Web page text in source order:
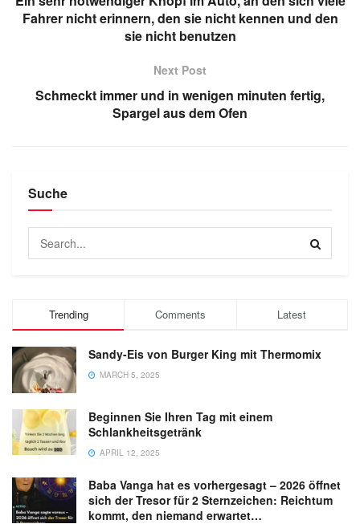
Fahrer nicht erinnern, den sie nicht kennen und den
sie nicht benutzen
Next Post
Schmeckt immer und in wenigen minuten fertig,
Spargel aus dem Ofen
Suche
Trending Comments Latest
Sandy-Eis von Burger King mit Thermomix
MARCH 5, 2025
Beginnen Sie Ihren Tag mit einem
Schlankheitsgetränk
APRIL 12, 2025
Baba Vanga hat es vorhergesagt – 2026 öffnet
sich der Tresor für 2 Sternzeichen: Reichtum
kommt, den niemand erwartet…